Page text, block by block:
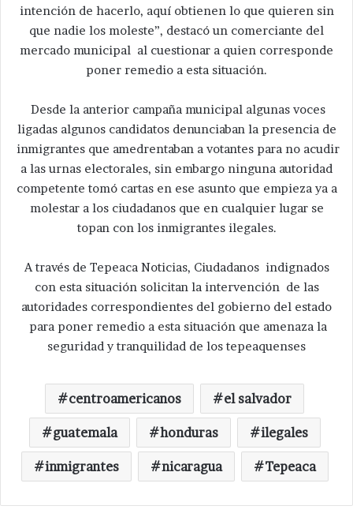
intención de hacerlo, aquí obtienen lo que quieren sin
que nadie los moleste”, destacó un comerciante del
mercado municipal al cuestionar a quien corresponde
poner remedio a esta situación.
Desde la anterior campaña municipal algunas voces
ligadas algunos candidatos denunciaban la presencia de
inmigrantes que amedrentaban a votantes para no acudir
a las urnas electorales, sin embargo ninguna autoridad
competente tomó cartas en ese asunto que empieza ya a
molestar a los ciudadanos que en cualquier lugar se
topan con los inmigrantes ilegales.
A través de Tepeaca Noticias, Ciudadanos indignados
con esta situación solicitan la intervención de las
autoridades correspondientes del gobierno del estado
para poner remedio a esta situación que amenaza la
seguridad y tranquilidad de los tepeaquenses
centroamericanos el salvador
guatemala honduras ilegales
inmigrantes nicaragua Tepeaca